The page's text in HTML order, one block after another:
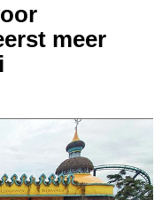
meer